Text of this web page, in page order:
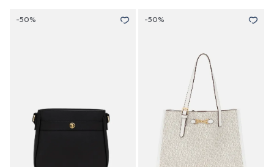
-50% -50%